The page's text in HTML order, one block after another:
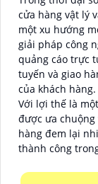
cửa hàng vật lý
một xu hướng
giải pháp công
quảng cáo trực
tuyến và giao
của khách hàng.
Với lợi thế là
được ưa
hàng đem lại
thành công